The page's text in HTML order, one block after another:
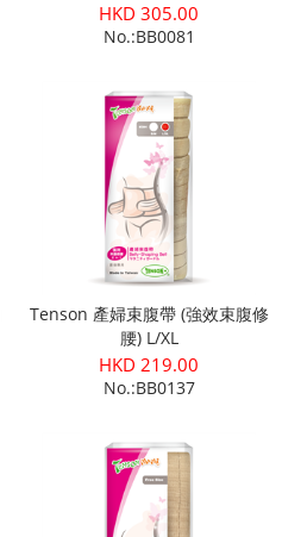
HKD 305.00
No.:BB0081
Tenson 產婦束腹帶 (強效束腹修
腰) L/XL
HKD 219.00
No.:BB0137